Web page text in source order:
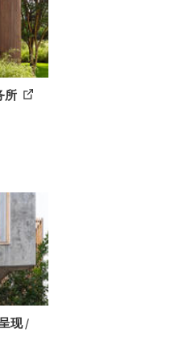
所
现 /